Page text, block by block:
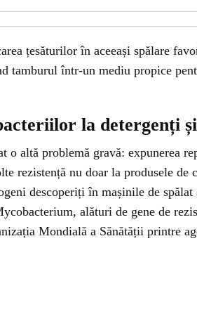
țesăturilor în aceeași spălare
tamburul într-un mediu propice
la detergenți
o altă problemă gravă: expunerea
rezistență nu doar la produsele
descoperiți în mașinile de spălat
alături de gene de
Mondială a Sănătății printre